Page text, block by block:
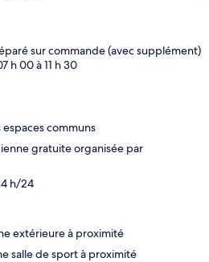
sur commande (avec supplément)
h 00 à 11 h 30
communs
gratuite organisée par
h/24
extérieure à proximité
salle de sport à proximité